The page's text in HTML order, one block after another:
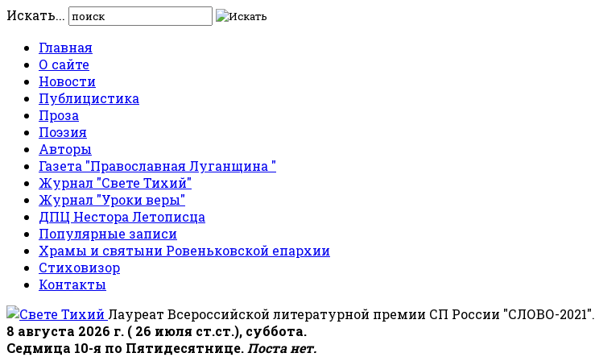
Искать...
Главная
О сайте
Новости
Публицистика
Проза
Поэзия
Авторы
Газета "Православная Луганщина "
Журнал "Свете Тихий"
Журнал "Уроки веры"
ДПЦ Нестора Летописца
Популярные записи
Храмы и святыни Ровеньковской епархии
Стиховизор
Контакты
Лауреат Всероссийской литературной премии СП России "СЛОВО-2021".
8 августа 2026 г. ( 26 июля ст.ст.), суббота.
Седмица 10-я по Пятидесятнице. Поста нет.